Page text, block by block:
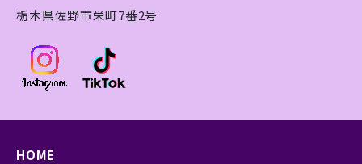
栃木県佐野市栄町7番2号
HOME